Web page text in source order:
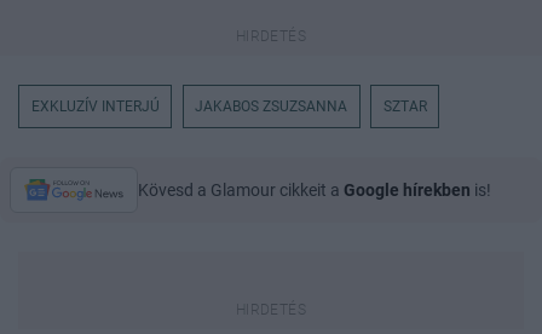
EXKLUZÍV INTERJÚ JAKABOS ZSUZSANNA SZTAR
Kövesd a Glamour cikkeit a Google hírekben is!